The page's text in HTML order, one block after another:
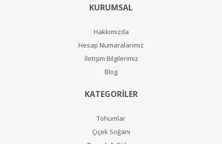
KURUMSAL
Hakkımızda
Hesap Numaralarımız
İletişim Bilgilerimiz
Blog
KATEGORİLER
Tohumlar
Çiçek Soğanı